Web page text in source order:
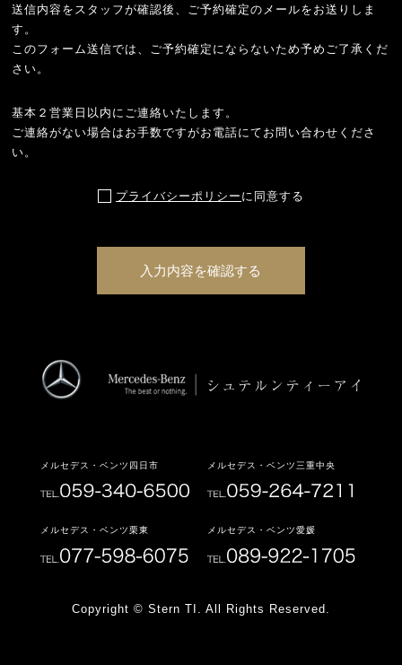
送信内容をスタッフが確認後、ご予約確定のメールをお送りしま
す。
このフォーム送信では、ご予約確定にならないため予めご了承くだ
さい。
基本２営業日以内にご連絡いたします。
ご連絡がない場合はお手数ですがお電話にてお問い合わせくださ
い。
プライバシーポリシー に同意する
メルセデス・ベンツ四日市 メルセデス・ベンツ三重中央
メルセデス・ベンツ栗東 メルセデス・ベンツ愛媛
Copyright © Stern TI. All Rights Reserved.